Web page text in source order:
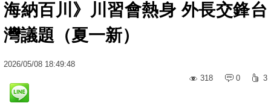
海納百川》川習會熱身 外長交鋒台
灣議題（夏一新）
2026/05/08 18:49:48
318
0 3